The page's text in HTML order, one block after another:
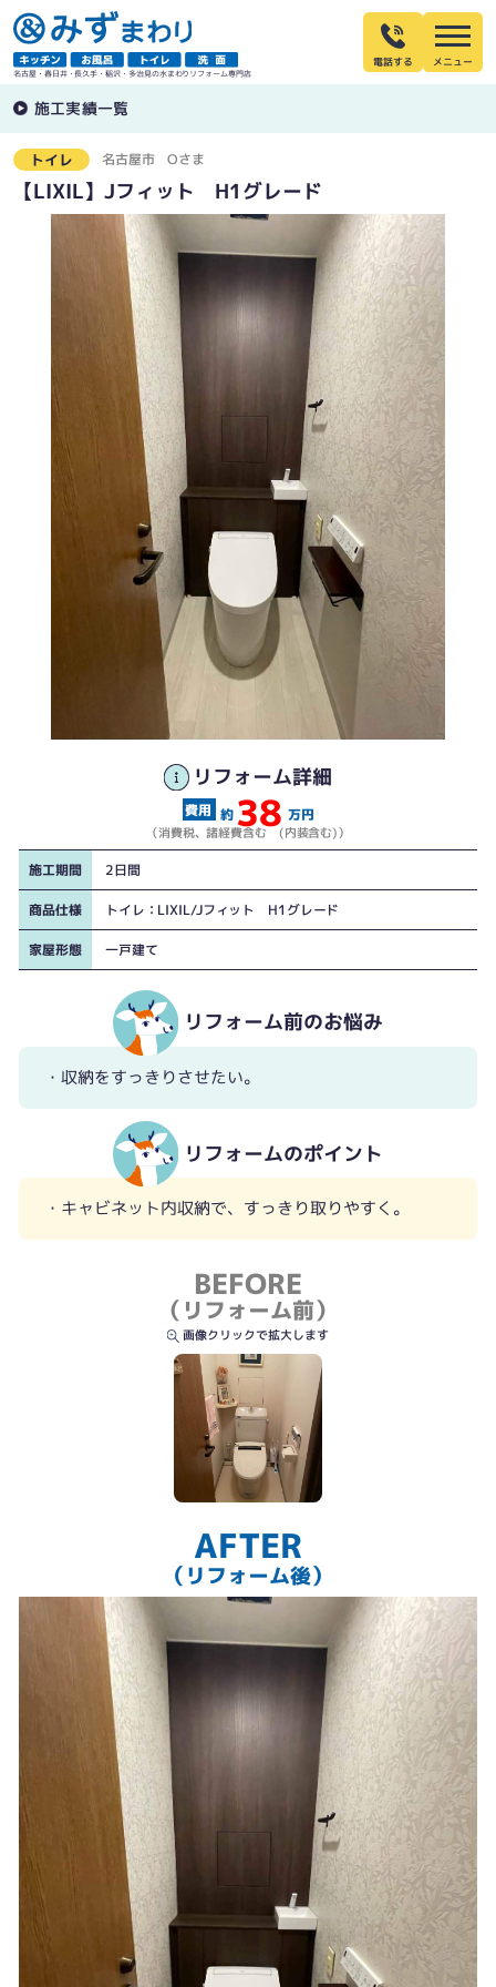
名古屋・春日井・長久手・稲沢・多治見の水まわりリフォーム専門店
電話する
施工実績一覧
トイレ 名古屋市 Oさま
【LIXIL】Jフィット H1グレード
リフォーム詳細
約 38 万円
（消費税、諸経費含む (内装含む)）
施工期間 2日間
商品仕様 トイレ：LIXIL/Jフィット H1グレード
家屋形態 一戸建て
リフォーム前のお悩み
・収納をすっきりさせたい。
リフォームのポイント
・キャビネット内収納で、すっきり取りやすく。
BEFORE
（リフォーム前）
画像クリックで拡大します
AFTER
（リフォーム後）